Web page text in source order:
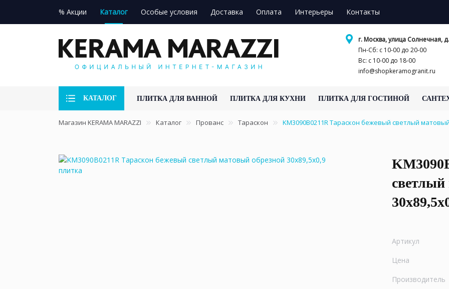
% Акции Каталог Особые условия Доставка Оплата Интерьеры Контакты
г. Москва, улица Солнечная,
Пн-Сб: с 10-00 до 20-00
Вс: с 10-00 до 18-00
info@shopkeramogranit.ru
КАТАЛОГ ПЛИТКА ДЛЯ ВАННОЙ ПЛИТКА ДЛЯ КУХНИ ПЛИТКА ДЛЯ ГОСТИНОЙ
Магазин KERAMA MARAZZI Каталог Прованс Тараскон KM3090B0211R Тараскон бежевый светлый
светлый
Артикул
Цена
Производитель